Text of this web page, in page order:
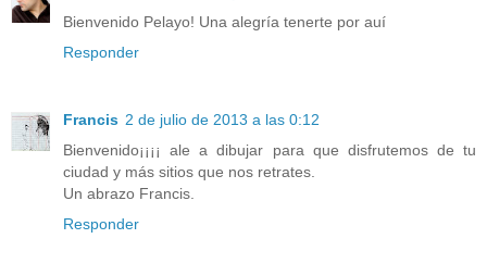
Bienvenido Pelayo! Una alegría tenerte por auí
Responder
Francis 2 de julio de 2013 a las 0:12
Bienvenido¡¡¡¡ ale a dibujar para que disfrutemos de tu
ciudad y más sitios que nos retrates.
Un abrazo Francis.
Responder